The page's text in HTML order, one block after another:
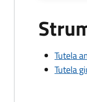
Tutela
Tutela